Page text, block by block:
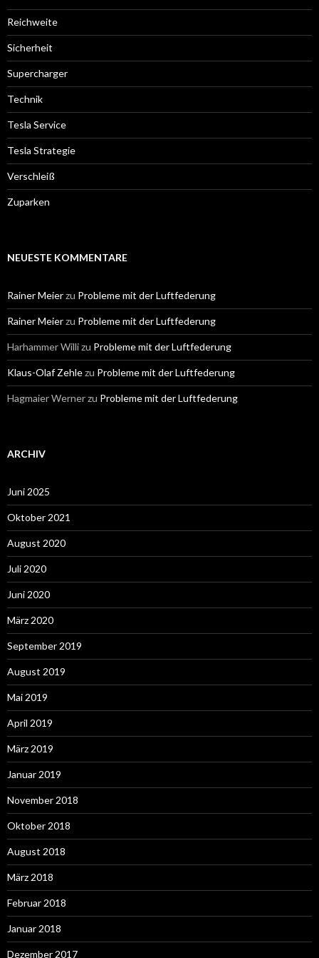
Reichweite
Sicherheit
Supercharger
Technik
Tesla Service
Tesla Strategie
Verschleiß
Zuparken
NEUESTE KOMMENTARE
Rainer Meierzu Probleme mit der Luftfederung
Rainer Meierzu Probleme mit der Luftfederung
Harhammer Willizu Probleme mit der Luftfederung
Klaus-Olaf Zehlezu Probleme mit der Luftfederung
Hagmaier Wernerzu Probleme mit der Luftfederung
ARCHIV
Juni 2025
Oktober 2021
August 2020
Juli 2020
Juni 2020
März 2020
September 2019
August 2019
Mai 2019
April 2019
März 2019
Januar 2019
November 2018
Oktober 2018
August 2018
März 2018
Februar 2018
Januar 2018
Dezember 2017